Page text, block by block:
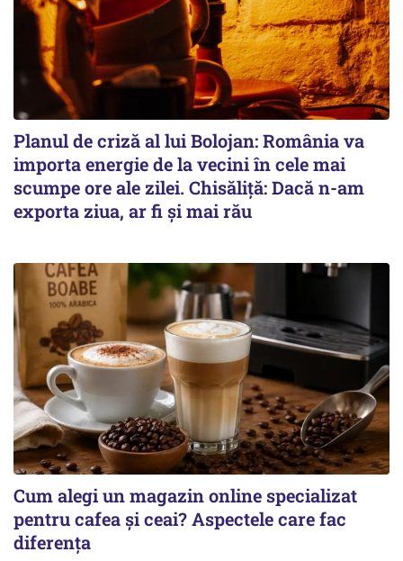
Planul de criză al lui Bolojan: România va
importa energie de la vecini în cele mai
scumpe ore ale zilei. Chisăliță: Dacă n-am
exporta ziua, ar fi și mai rău
Cum alegi un magazin online specializat
pentru cafea și ceai? Aspectele care fac
diferența